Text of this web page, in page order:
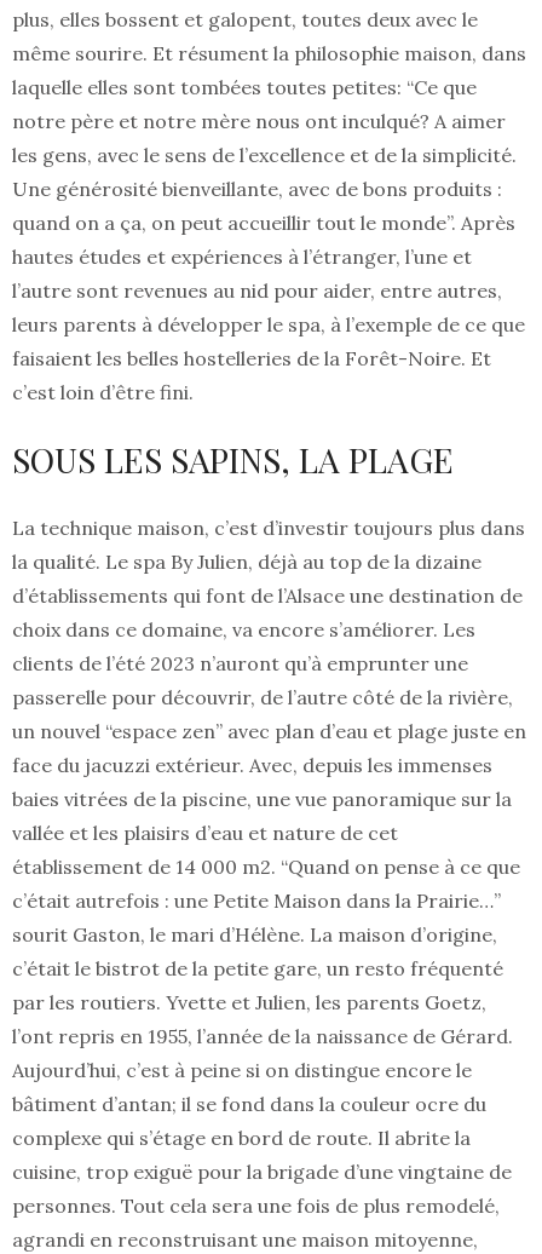
plus, elles bossent et galopent, toutes deux avec le
même sourire. Et résument la philosophie maison, dans
laquelle elles sont tombées toutes petites: “Ce que
notre père et notre mère nous ont inculqué? A aimer
les gens, avec le sens de l’excellence et de la simplicité.
Une générosité bienveillante, avec de bons produits :
quand on a ça, on peut accueillir tout le monde”. Après
hautes études et expériences à l’étranger, l’une et
l’autre sont revenues au nid pour aider, entre autres,
leurs parents à développer le spa, à l’exemple de ce que
faisaient les belles hostelleries de la Forêt-Noire. Et
c’est loin d’être fini.
SOUS LES SAPINS, LA PLAGE
La technique maison, c’est d’investir toujours plus dans
la qualité. Le spa By Julien, déjà au top de la dizaine
d’établissements qui font de l’Alsace une destination de
choix dans ce domaine, va encore s’améliorer. Les
clients de l’été 2023 n’auront qu’à emprunter une
passerelle pour découvrir, de l’autre côté de la rivière,
un nouvel “espace zen” avec plan d’eau et plage juste en
face du jacuzzi extérieur. Avec, depuis les immenses
baies vitrées de la piscine, une vue panoramique sur la
vallée et les plaisirs d’eau et nature de cet
établissement de 14 000 m2. “Quand on pense à ce que
c’était autrefois : une Petite Maison dans la Prairie…”
sourit Gaston, le mari d’Hélène. La maison d’origine,
c’était le bistrot de la petite gare, un resto fréquenté
par les routiers. Yvette et Julien, les parents Goetz,
l’ont repris en 1955, l’année de la naissance de Gérard.
Aujourd’hui, c’est à peine si on distingue encore le
bâtiment d’antan; il se fond dans la couleur ocre du
complexe qui s’étage en bord de route. Il abrite la
cuisine, trop exiguë pour la brigade d’une vingtaine de
personnes. Tout cela sera une fois de plus remodelé,
agrandi en reconstruisant une maison mitoyenne,